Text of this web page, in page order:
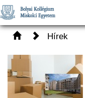
Hírek